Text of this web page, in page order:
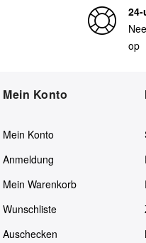
Neem 7 dagen per week contact met ons
op
Mein Konto
Mein Konto
Anmeldung
Mein Warenkorb
Wunschliste
Auschecken